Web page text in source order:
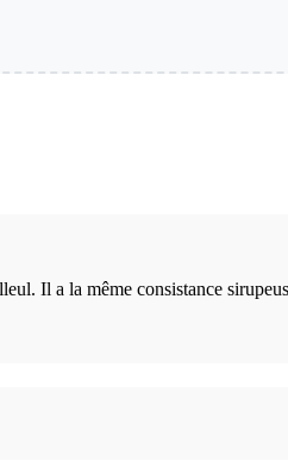
Il a la même consistance